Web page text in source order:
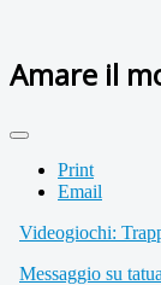
Amare il
Print
Email
Videogiochi:
Messaggio su